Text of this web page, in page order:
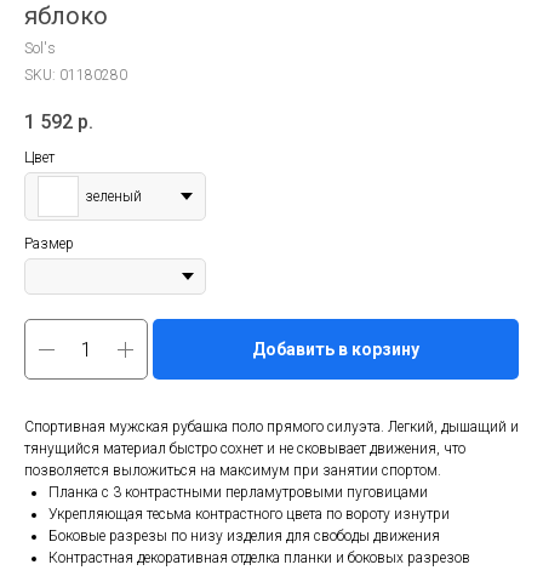
яблоко
Sol's
SKU: 01180280
1 592 р.
Цвет
зеленый
Размер
Добавить в корзину
Спортивная мужская рубашка поло прямого силуэта. Легкий, дышащий и
тянущийся материал быстро сохнет и не сковывает движения, что
позволяется выложиться на максимум при занятии спортом.
Планка с 3 контрастными перламутровыми пуговицами
Укрепляющая тесьма контрастного цвета по вороту изнутри
Боковые разрезы по низу изделия для свободы движения
Контрастная декоративная отделка планки и боковых разрезов